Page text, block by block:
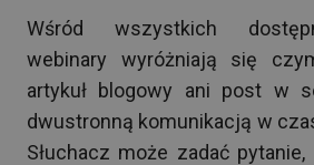
Wśród wszystkich
webinary wyróżniają się
artykuł blogowy ani post w
dwustronną komunikacją w
Słuchacz może zadać